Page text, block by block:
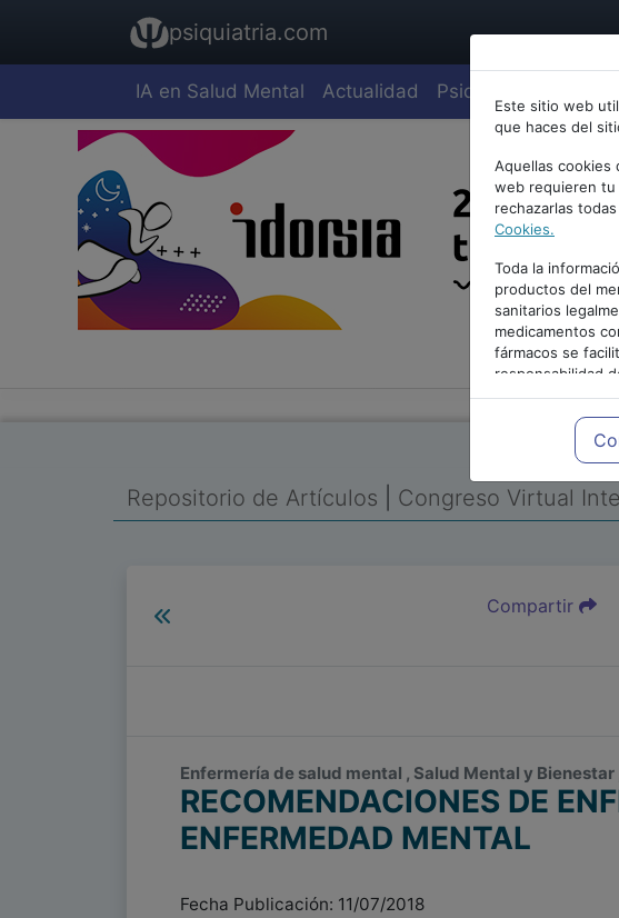
psiquiatria.com
IA en Salud Mental Actualidad Psiquiatría
Este sitio web
que haces del
Aquellas cookies
web requieren tu
rechazarlas
Cookies.
Toda la
productos del
sanitarios
medicamentos
fármacos se
responsabilidad
medicamentos y
adecuado a las
Repositorio de Artículos Congreso Virtual
Compartir
Enfermería de salud mental , Salud Mental y
RECOMENDACIONES DE
ENFERMEDAD MENTAL
Fecha Publicación: 11/07/2018